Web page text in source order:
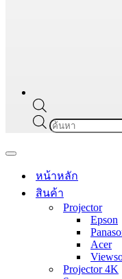
Products
search
Navigation
หน้าหลัก
สินค้า
Projector
Epson
Acer
Projector 4K